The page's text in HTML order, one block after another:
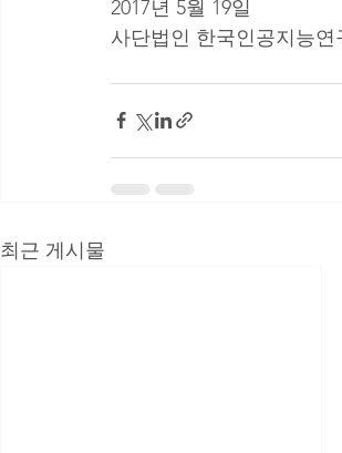
2017년 5월 19일
사단법인 한국인공지능
최근 게시물